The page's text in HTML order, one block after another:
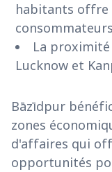
habitants offre
La
Lucknow et
Bāzīdpur
zones
d'affaires qui
opportunités